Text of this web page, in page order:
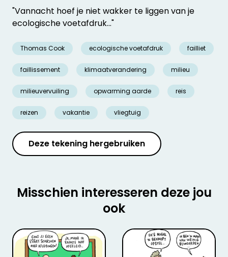
"Vannacht hoef je niet wakker te liggen van je
ecologische voetafdruk..."
Thomas Cook ecologische voetafdruk failliet
faillissement klimaatverandering milieu
milieuvervuiling opwarming aarde reis
reizen vakantie vliegtuig
Deze tekening hergebruiken
Misschien interesseren deze jou
ook